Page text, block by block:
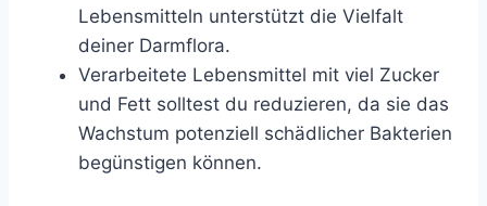
Lebensmitteln unterstützt die Vielfalt
deiner Darmflora.
Verarbeitete Lebensmittel mit viel Zucker
und Fett solltest du reduzieren, da sie das
Wachstum potenziell schädlicher Bakterien
begünstigen können.